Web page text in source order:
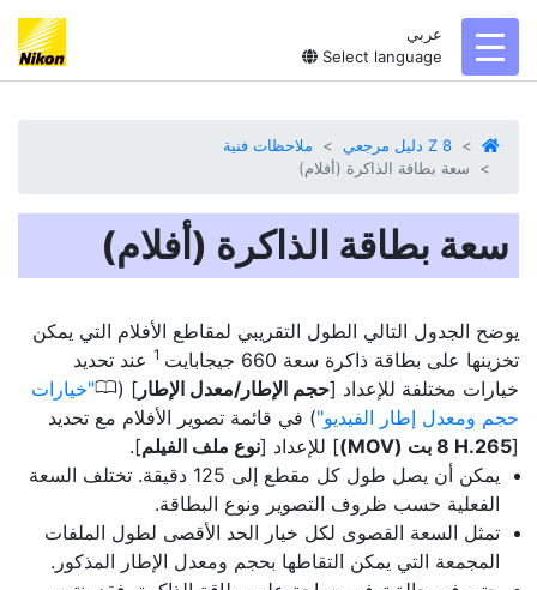
عربي
Select language
Z 8 دليل مرجعي
ملاحظات فنية
سعة بطاقة الذاكرة (أفلام)
سعة بطاقة الذاكرة (أفلام)
يوضح الجدول التالي الطول التقريبي لمقاطع الأفلام التي يمكن
تخزينها على بطاقة ذاكرة سعة 660 جيجابايت
عند تحديد
خيارات مختلفة للإعداد [حجم الإطار/معدل الإطار ] (
0 خيارات
حجم ومعدل إطار الفيديو ) في قائمة تصوير الأفلام مع تحديد
[
] للإعداد [نوع ملف الفيلم].
يمكن أن يصل طول كل مقطع إلى 125 دقيقة. تختلف السعة
الفعلية حسب ظروف التصوير ونوع البطاقة.
تمثل السعة القصوى لكل خيار الحد الأقصى لطول الملفات
المجمعة التي يمكن التقاطها بحجم ومعدل الإطار المذكور.